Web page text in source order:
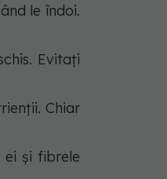
le îndoi.
Evitați
Chiar
și fibrele